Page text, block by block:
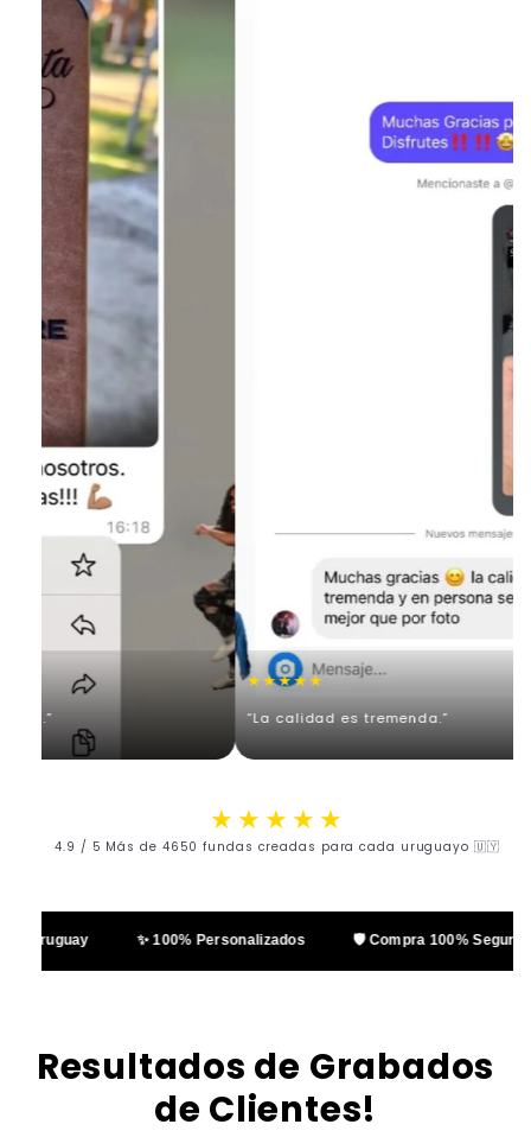
★★★★★
“La calidad es tremenda.”
★★★★★
4.9 / 5 Más de 4650 fundas creadas para cada uruguayo 🇺🇾
Uruguay ✨ 100% Personalizados 🛡️ Compra 100% Segura
Resultados de Grabados
de Clientes!